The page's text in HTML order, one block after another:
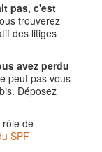
pas, c'est
trouverez
des litiges
avez perdu
peut pas vous
Déposez
rôle de
SPF